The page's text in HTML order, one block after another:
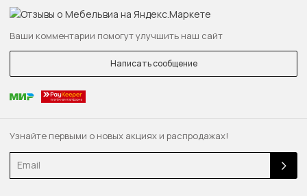
Узнайте первыми о новых акциях и распродажах!
Email
Ваши комментарии помогут улучшить наш сайт
Написать сообщение